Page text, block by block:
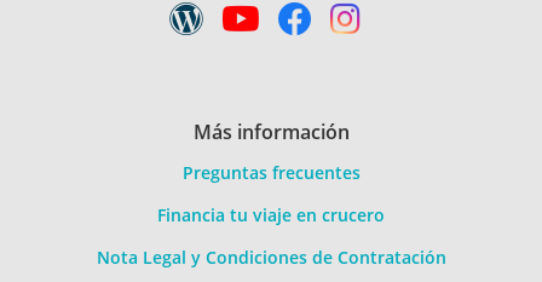
Más información
Preguntas frecuentes
Financia tu viaje en crucero
Nota Legal y Condiciones de Contratación